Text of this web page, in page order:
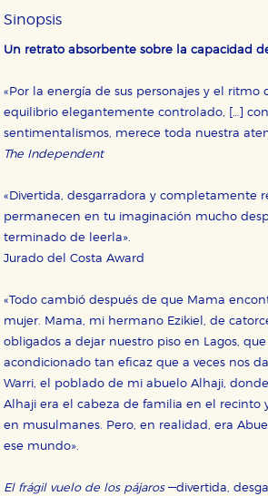
Sinopsis
Un retrato absorbente sobre la capacidad
«Por la energía de sus personajes y el ritmo
equilibrio elegantemente controlado, […]
sentimentalismos, merece toda nuestra
The Independent
«Divertida, desgarradora y completamente
permanecen en tu imaginación mucho
terminado de leerla».
Jurado del Costa Award
«Todo cambió después de que Mama
mujer. Mama, mi hermano Ezikiel, de
obligados a dejar nuestro piso en Lagos,
acondicionado tan eficaz que a veces nos
Warri, el poblado de mi abuelo Alhaji,
Alhaji era el cabeza de familia en el recinto
en musulmanes. Pero, en realidad, era
ese mundo».
El frágil vuelo de los pájaros—divertida,
CONFIGURACIÓN DE
Cookies necesarias
nuestro sistema. Es posible hacerlo
navegador, pero en ese caso es
correctamente.
Cookies de rendimiento y analíticas
Estas cookies se utilizan para
de navegación y optimizar el
nuestro sitio web. Almacenan
servicios para que no tenga que
vez que nos visita. La información
Cookies de publicidad y redes